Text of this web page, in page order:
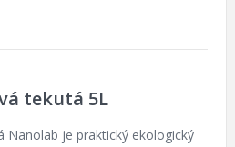
tekutá 5L
Nanolab je praktický ekologický